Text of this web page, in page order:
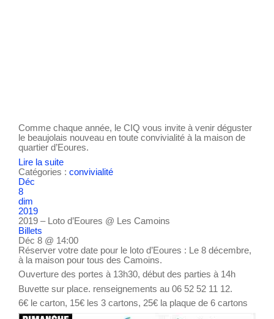
Comme chaque année, le CIQ vous invite à venir déguster
le beaujolais nouveau en toute convivialité à la maison de
quartier d’Eoures.
Lire la suite
Catégories : convivialité
Déc
8
dim
2019
2019 – Loto d’Eoures @ Les Camoins
Billets
Déc 8 @ 14:00
Réserver votre date pour le loto d’Eoures : Le 8 décembre,
à la maison pour tous des Camoins.
Ouverture des portes à 13h30, début des parties à 14h
Buvette sur place. renseignements au 06 52 52 11 12.
6€ le carton, 15€ les 3 cartons, 25€ la plaque de 6 cartons